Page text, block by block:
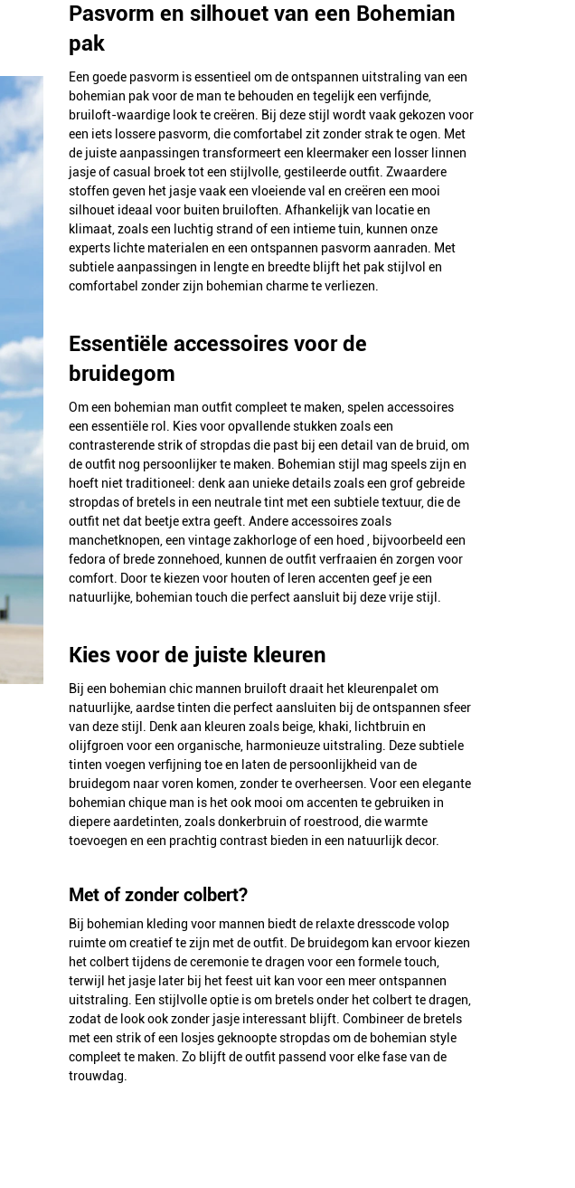
Pasvorm en silhouet van een Bohemian
pak
Een goede pasvorm is essentieel om de ontspannen uitstraling van een
bohemian pak voor de man te behouden en tegelijk een verfijnde,
bruiloft-waardige look te creëren. Bij deze stijl wordt vaak gekozen voor
een iets lossere pasvorm, die comfortabel zit zonder strak te ogen. Met
de juiste aanpassingen transformeert een kleermaker een losser linnen
jasje of casual broek tot een stijlvolle, gestileerde outfit. Zwaardere
stoffen geven het jasje vaak een vloeiende val en creëren een mooi
silhouet ideaal voor buiten bruiloften. Afhankelijk van locatie en
klimaat, zoals een luchtig strand of een intieme tuin, kunnen onze
experts lichte materialen en een ontspannen pasvorm aanraden. Met
subtiele aanpassingen in lengte en breedte blijft het pak stijlvol en
comfortabel zonder zijn bohemian charme te verliezen.
Essentiële accessoires voor de
bruidegom
Om een bohemian man outfit compleet te maken, spelen accessoires
een essentiële rol. Kies voor opvallende stukken zoals een
contrasterende strik of stropdas die past bij een detail van de bruid, om
de outfit nog persoonlijker te maken. Bohemian stijl mag speels zijn en
hoeft niet traditioneel: denk aan unieke details zoals een grof gebreide
stropdas of bretels in een neutrale tint met een subtiele textuur, die de
outfit net dat beetje extra geeft. Andere accessoires zoals
manchetknopen, een vintage zakhorloge of een hoed , bijvoorbeeld een
fedora of brede zonnehoed, kunnen de outfit verfraaien én zorgen voor
comfort. Door te kiezen voor houten of leren accenten geef je een
natuurlijke, bohemian touch die perfect aansluit bij deze vrije stijl.
Kies voor de juiste kleuren
Bij een bohemian chic mannen bruiloft draait het kleurenpalet om
natuurlijke, aardse tinten die perfect aansluiten bij de ontspannen sfeer
van deze stijl. Denk aan kleuren zoals beige, khaki, lichtbruin en
olijfgroen voor een organische, harmonieuze uitstraling. Deze subtiele
tinten voegen verfijning toe en laten de persoonlijkheid van de
bruidegom naar voren komen, zonder te overheersen. Voor een elegante
bohemian chique man is het ook mooi om accenten te gebruiken in
diepere aardetinten, zoals donkerbruin of roestrood, die warmte
toevoegen en een prachtig contrast bieden in een natuurlijk decor.
Met of zonder colbert?
Bij bohemian kleding voor mannen biedt de relaxte dresscode volop
ruimte om creatief te zijn met de outfit. De bruidegom kan ervoor kiezen
het colbert tijdens de ceremonie te dragen voor een formele touch,
terwijl het jasje later bij het feest uit kan voor een meer ontspannen
uitstraling. Een stijlvolle optie is om bretels onder het colbert te dragen,
zodat de look ook zonder jasje interessant blijft. Combineer de bretels
met een strik of een losjes geknoopte stropdas om de bohemian style
compleet te maken. Zo blijft de outfit passend voor elke fase van de
trouwdag.